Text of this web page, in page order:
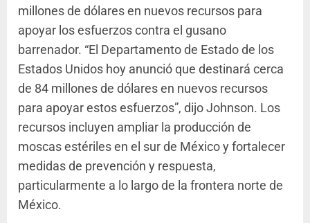
millones de dólares en nuevos recursos para
apoyar los esfuerzos contra el gusano
barrenador. “El Departamento de Estado de los
Estados Unidos hoy anunció que destinará cerca
de 84 millones de dólares en nuevos recursos
para apoyar estos esfuerzos”, dijo Johnson. Los
recursos incluyen ampliar la producción de
moscas estériles en el sur de México y fortalecer
medidas de prevención y respuesta,
particularmente a lo largo de la frontera norte de
México.